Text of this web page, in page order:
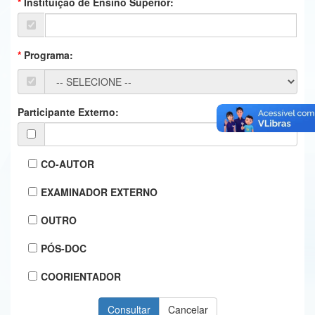
Ministério da Ciência, Tecnologia, Inovações e Comunicações
Ministério do Turismo
Controladoria-Geral da União
Ministério da Mulher, da Família e dos Direitos Humanos
Secretaria-Geral
Secretaria de Governo
Gabinete de Segurança Institucional
Advocacia-Geral da União
Programa:
Participante Externo:
CO-AUTOR
EXAMINADOR EXTERNO
OUTRO
PÓS-DOC
COORIENTADOR